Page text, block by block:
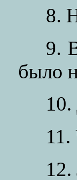
8.
9.
было
11.
12.